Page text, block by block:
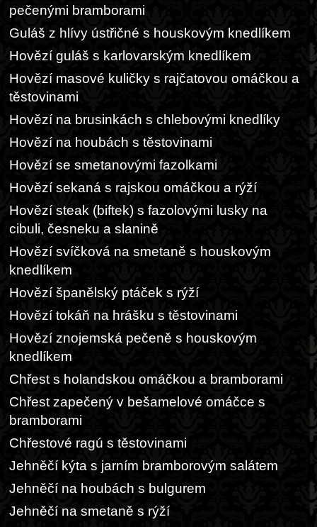
pečenými bramborami
Guláš z hlívy ústřičné s houskovým knedlíkem
Hovězí guláš s karlovarským knedlíkem
Hovězí masové kuličky s rajčatovou omáčkou a
těstovinami
Hovězí na brusinkách s chlebovými knedlíky
Hovězí na houbách s těstovinami
Hovězí se smetanovými fazolkami
Hovězí sekaná s rajskou omáčkou a rýží
Hovězí steak (biftek) s fazolovými lusky na
cibuli, česneku a slanině
Hovězí svíčková na smetaně s houskovým
knedlíkem
Hovězí španělský ptáček s rýží
Hovězí tokáň na hrášku s těstovinami
Hovězí znojemská pečeně s houskovým
knedlíkem
Chřest s holandskou omáčkou a bramborami
Chřest zapečený v bešamelové omáčce s
bramborami
Chřestové ragú s těstovinami
Jehněčí kýta s jarním bramborovým salátem
Jehněčí na houbách s bulgurem
Jehněčí na smetaně s rýží